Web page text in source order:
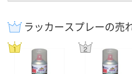
ラッカースプレーの売